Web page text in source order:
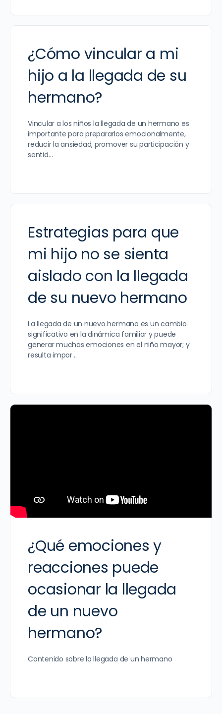
¿Cómo vincular a mi
hijo a la llegada de su
hermano?
Vincular a los niños la llegada de un hermano es
importante para prepararlos emocionalmente,
reducir la ansiedad, promover su participación y
sentid…
Estrategias para que
mi hijo no se sienta
aislado con la llegada
de su nuevo hermano
La llegada de un nuevo hermano es un cambio
significativo en la dinámica familiar y puede
generar muchas emociones en el niño mayor; y
resulta impor…
¿Qué emociones y
reacciones puede
ocasionar la llegada
de un nuevo
hermano?
Contenido sobre la llegada de un hermano